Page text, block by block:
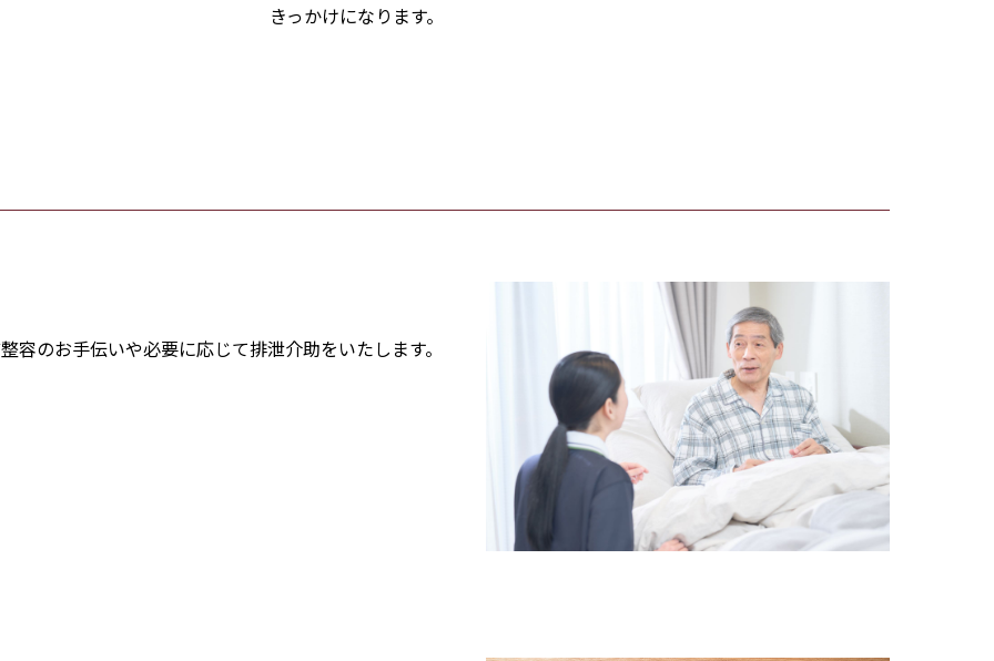
きっかけになります。
容のお手伝いや必要に応じて排泄介助をいたします。